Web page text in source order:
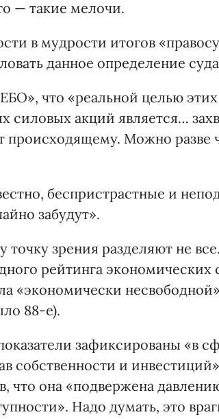
— такие мелочи.
в мудрости итогов
данное определение
что «реальной целью
акций является…
происходящему. Можно разве
беспристрастные и
забудут».
зрения разделяют не
рейтинга экономических
«экономически
88-е).
зафиксированы «в
собственности и
что она «подвержена
Надо думать, это